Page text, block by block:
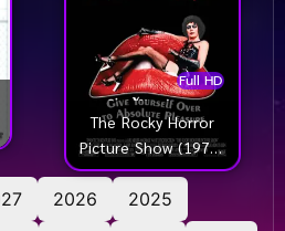
2026
2025
Full HD
The Rocky Horror
Picture Show (1975)
มนต์ร็อคขนหัวลุก